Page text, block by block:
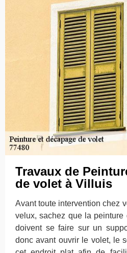
Travaux de
de volet à Villuis
Avant toute intervention chez
velux, sachez que la
doivent se faire sur un
donc avant ouvrir le volet, le